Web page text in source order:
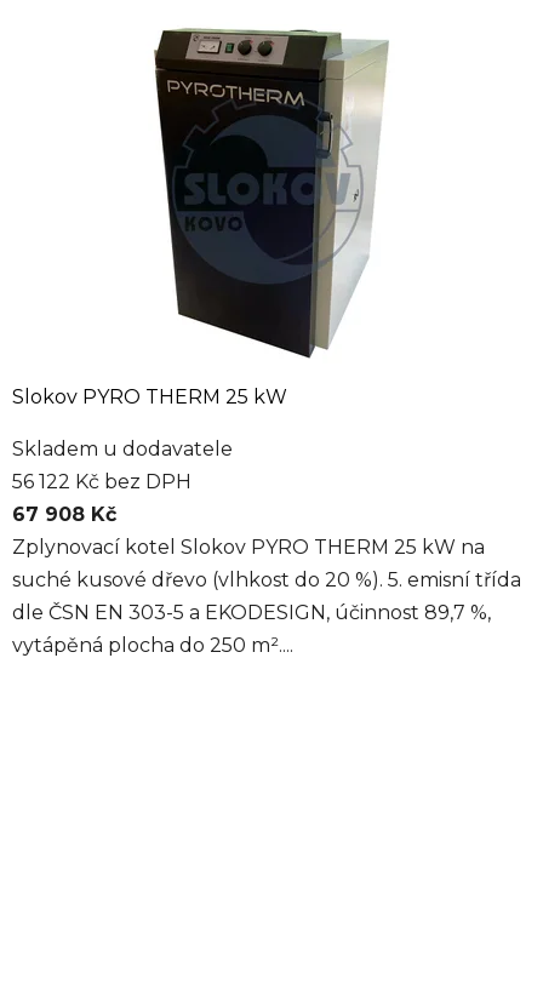
Slokov PYRO THERM 25 kW
Skladem u dodavatele
56 122 Kč bez DPH
67 908 Kč
Zplynovací kotel Slokov PYRO THERM 25 kW na
suché kusové dřevo (vlhkost do 20 %). 5. emisní třída
dle ČSN EN 303-5 a EKODESIGN, účinnost 89,7 %,
vytápěná plocha do 250 m²....